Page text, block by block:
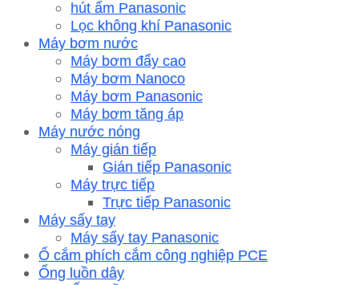
hút ẩm Panasonic
Lọc không khí Panasonic
Máy bơm nước
Máy bơm đẩy cao
Máy bơm Nanoco
Máy bơm Panasonic
Máy bơm tăng áp
Máy nước nóng
Máy gián tiếp
Gián tiếp Panasonic
Máy trực tiếp
Trực tiếp Panasonic
Máy sấy tay
Máy sấy tay Panasonic
Ổ cắm phích cắm công nghiệp PCE
Ống luồn dây